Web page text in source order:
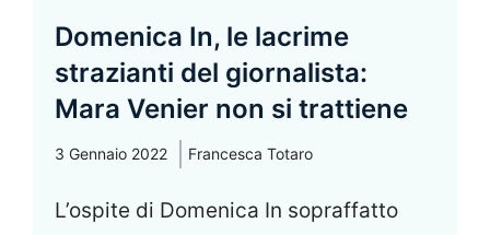
Domenica In, le lacrime
strazianti del giornalista:
Mara Venier non si trattiene
3 Gennaio 2022 Francesca Totaro
L’ospite di Domenica In sopraffatto